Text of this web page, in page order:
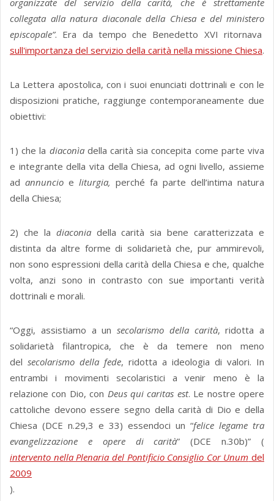
organizzate del servizio della carità, che è strettamente
collegata alla natura diaconale della Chiesa e del ministero
episcopale”. Era da tempo che Benedetto XVI ritornava
sull'importanza del servizio della carità nella missione Chiesa.
La Lettera apostolica, con i suoi enunciati dottrinali e con le
disposizioni pratiche, raggiunge contemporaneamente due
obiettivi:
1) che la diaconìadella carità sia concepita come parte viva
e integrante della vita della Chiesa, ad ogni livello, assieme
ad annuncio e liturgia, perché fa parte dell’intima natura
della Chiesa;
2) che la diaconiadella carità sia bene caratterizzata e
distinta da altre forme di solidarietà che, pur ammirevoli,
non sono espressioni della carità della Chiesa e che, qualche
volta, anzi sono in contrasto con sue importanti verità
dottrinali e morali.
“Oggi, assistiamo a un secolarismo della carità, ridotta a
solidarietà filantropica, che è da temere non meno
del secolarismo della fede, ridotta a ideologia di valori. In
entrambi i movimenti secolaristici a venir meno è la
relazione con Dio, con Deus qui caritas est. Le nostre opere
cattoliche devono essere segno della carità di Dio e della
Chiesa (DCE n.29,3 e 33) essendoci un “felice legame tra
evangelizzazione e opere di carità” (DCE n.30b)” (
intervento nella Plenaria del Pontificio Consiglio Cor Unum del
2009
).